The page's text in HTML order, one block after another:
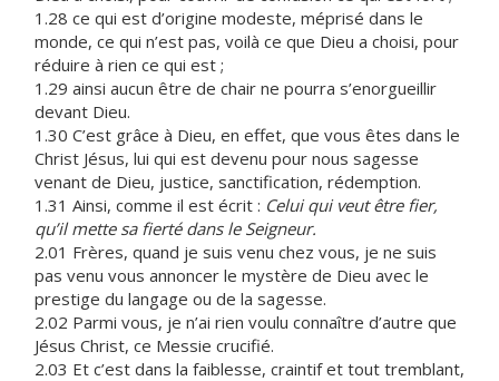
1.28 ce qui est d’origine modeste, méprisé dans le
monde, ce qui n’est pas, voilà ce que Dieu a choisi, pour
réduire à rien ce qui est ;
1.29 ainsi aucun être de chair ne pourra s’enorgueillir
devant Dieu.
1.30 C’est grâce à Dieu, en effet, que vous êtes dans le
Christ Jésus, lui qui est devenu pour nous sagesse
venant de Dieu, justice, sanctification, rédemption.
1.31 Ainsi, comme il est écrit : Celui qui veut être fier,
qu’il mette sa fierté dans le Seigneur.
2.01 Frères, quand je suis venu chez vous, je ne suis
pas venu vous annoncer le mystère de Dieu avec le
prestige du langage ou de la sagesse.
2.02 Parmi vous, je n’ai rien voulu connaître d’autre que
Jésus Christ, ce Messie crucifié.
2.03 Et c’est dans la faiblesse, craintif et tout tremblant,